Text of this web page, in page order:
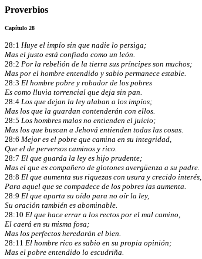
Proverbios
Capítulo 28
28:1 Huye el impío sin que nadie lo persiga;
Mas el justo está confiado como un león.
28:2 Por la rebelión de la tierra sus príncipes son muchos;
Mas por el hombre entendido y sabio permanece estable.
28:3 El hombre pobre y robador de los pobres
Es como lluvia torrencial que deja sin pan.
28:4 Los que dejan la ley alaban a los impíos;
Mas los que la guardan contenderán con ellos.
28:5 Los hombres malos no entienden el juicio;
Mas los que buscan a Jehová entienden todas las cosas.
28:6 Mejor es el pobre que camina en su integridad,
Que el de perversos caminos y rico.
28:7 El que guarda la ley es hijo prudente;
Mas el que es compañero de glotones avergüenza a su padre.
28:8 El que aumenta sus riquezas con usura y crecido interés,
Para aquel que se compadece de los pobres las aumenta.
28:9 El que aparta su oído para no oír la ley,
Su oración también es abominable.
28:10 El que hace errar a los rectos por el mal camino,
El caerá en su misma fosa;
Mas los perfectos heredarán el bien.
28:11 El hombre rico es sabio en su propia opinión;
Mas el pobre entendido lo escudriña.